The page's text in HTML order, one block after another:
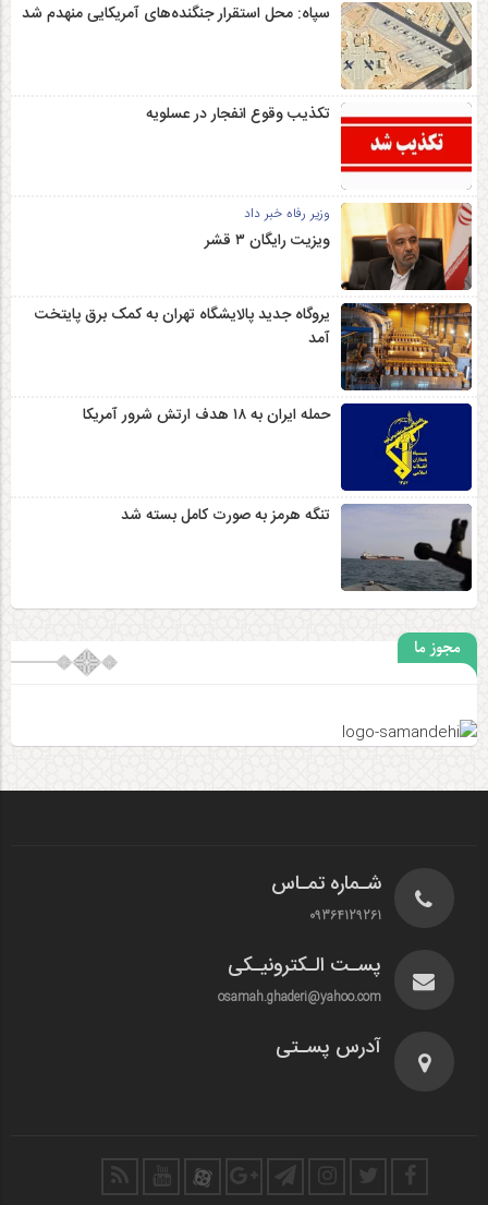
سپاه: محل استقرار جنگنده‌های آمریکایی منهدم شد
تکذیب وقوع انفجار در عسلویه
وزیر رفاه خبر داد
ویزیت رایگان ۳ قشر
یروگاه جدید پالایشگاه تهران به کمک برق پایتخت
آمد
حمله ایران به ۱۸ هدف ارتش شرور آمریکا
تنگه هرمز به صورت کامل بسته شد
مجوز ما
شـماره تمـاس
09364129261
پسـت الـکترونیـکی
osamah.ghaderi@yahoo.com
آدرس پسـتی